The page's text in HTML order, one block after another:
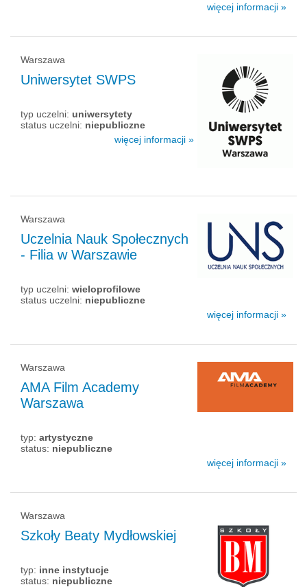
więcej informacji »
Warszawa
Uniwersytet SWPS
typ uczelni: uniwersytety
status uczelni: niepubliczne
więcej informacji »
Warszawa
Uczelnia Nauk Społecznych
- Filia w Warszawie
typ uczelni: wieloprofilowe
status uczelni: niepubliczne
więcej informacji »
Warszawa
AMA Film Academy
Warszawa
typ: artystyczne
status: niepubliczne
więcej informacji »
Warszawa
Szkoły Beaty Mydłowskiej
typ: inne instytucje
status: niepubliczne